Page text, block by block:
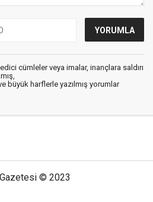
cümleler veya imalar, inançlara saldırı
büyük harflerle yazılmış yorumlar
© 2023